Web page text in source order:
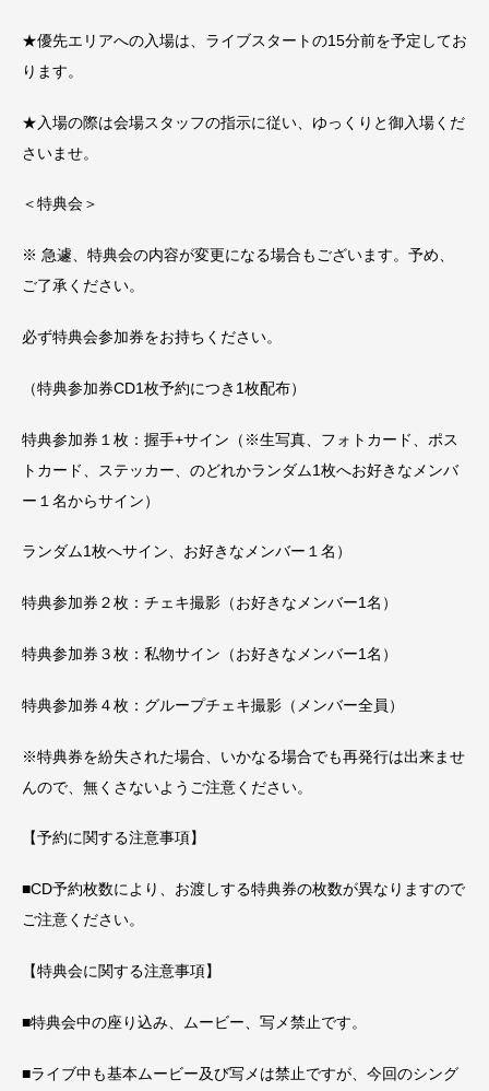
★優先エリアへの入場は、ライブスタートの15分前を予定してお
ります。
★入場の際は会場スタッフの指示に従い、ゆっくりと御入場くだ
さいませ。
＜特典会＞
※ 急遽、特典会の内容が変更になる場合もございます。予め、
ご了承ください。
必ず特典会参加券をお持ちください。
（特典参加券CD1枚予約につき1枚配布）
特典参加券１枚：握手+サイン（※生写真、フォトカード、ポス
トカード、ステッカー、のどれかランダム1枚へお好きなメンバ
ー１名からサイン）
ランダム1枚へサイン、お好きなメンバー１名）
特典参加券２枚：チェキ撮影（お好きなメンバー1名）
特典参加券３枚：私物サイン（お好きなメンバー1名）
特典参加券４枚：グループチェキ撮影（メンバー全員）
※特典券を紛失された場合、いかなる場合でも再発行は出来ませ
んので、無くさないようご注意ください。
【予約に関する注意事項】
■CD予約枚数により、お渡しする特典券の枚数が異なりますので
ご注意ください。
【特典会に関する注意事項】
■特典会中の座り込み、ムービー、写メ禁止です。
■ライブ中も基本ムービー及び写メは禁止ですが、今回のシング